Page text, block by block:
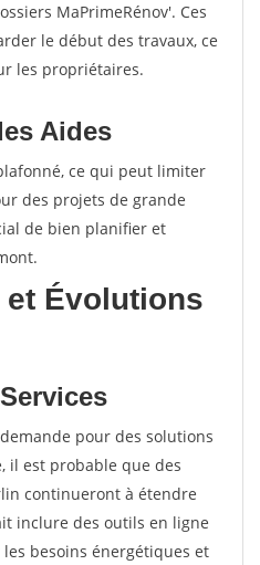
MaPrimeRénov'. Ces
le début des travaux, ce
les propriétaires.
Aides
ce qui peut limiter
des projets de grande
de bien planifier et
Évolutions
pour des solutions
il est probable que des
continueront à étendre
inclure des outils en ligne
besoins énergétiques et